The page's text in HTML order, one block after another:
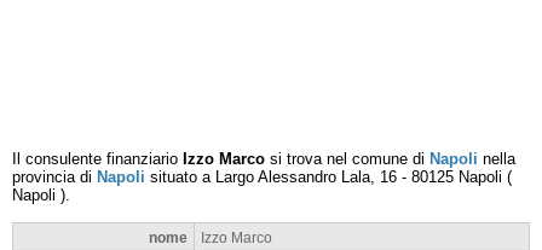
Il consulente finanziario Izzo Marco si trova nel comune di Napoli nella
provincia di Napoli situato a Largo Alessandro Lala, 16 - 80125 Napoli (
Napoli ).
nome
Izzo Marco